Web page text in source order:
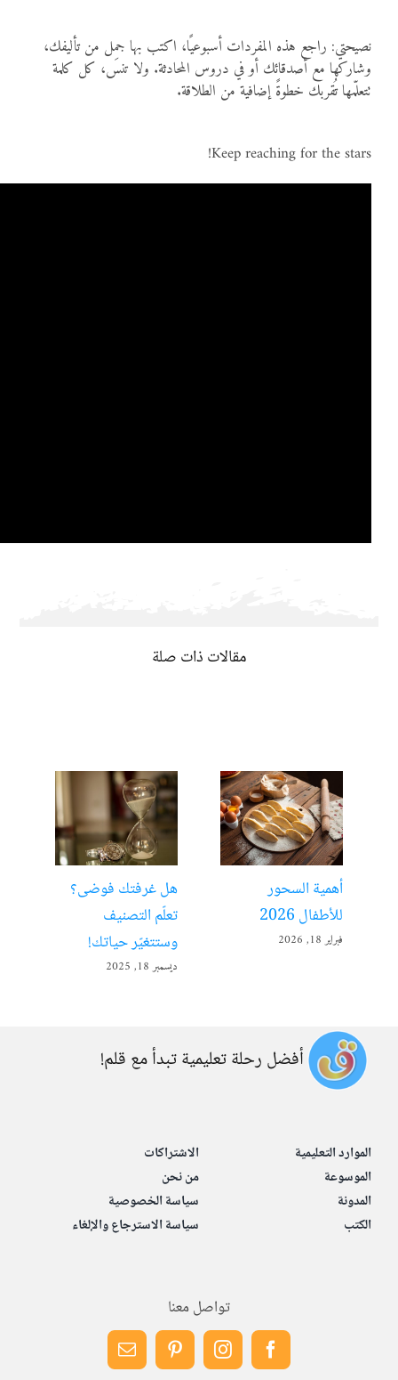
نصيحتي: راجع هذه المفردات أسبوعيًا، اكتب بها جمل من تأليفك،
وشاركها مع أصدقائك أو في دروس المحادثة. ولا تنسَ، كل كلمة
تتعلّمها تُقربك خطوةً إضافية من الطلاقة.
Keep reaching for the stars!
مقالات ذات صلة
أهمية السحور
للأطفال 2026
فبراير 18, 2026
هل غرفتك فوضى؟
تعلّم التصنيف
وستتغيّر حياتك!
ديسمبر 18, 2025
أفضل رحلة تعليمية تبدأ مع قلم!
الموارد التعليمية
الموسوعة
المدونة
الكتب
الاشتراكات
من نحن
سياسة الخصوصية
سياسة الاسترجاع والإلغاء
تواصل معنا